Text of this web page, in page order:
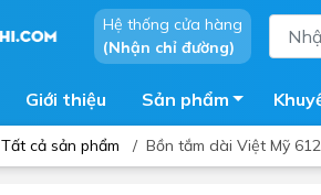
Hệ thống cửa hàng
(Nhận chỉ đường)
Giới thiệu Sản phẩm
Tất cả sản phẩm / Bồn tắm dài Việt Mỹ